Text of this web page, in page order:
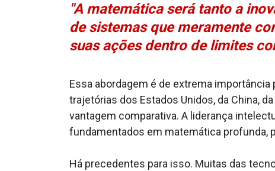
"A matemática será tanto a
de sistemas que meramente
suas ações dentro de limites
Essa abordagem é de extrema
trajetórias dos Estados Unidos, da China,
vantagem comparativa. A liderança
fundamentados em matemática profunda,
Há precedentes para isso. Muitas das